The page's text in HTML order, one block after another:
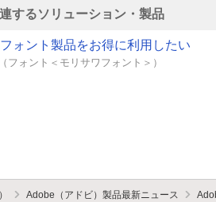
するソリューション・製品
フォント製品をお得に利用したい
（フォント＜モリサワフォント＞）
Adobe（アドビ）製品最新ニュース